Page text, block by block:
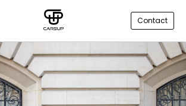
Contact